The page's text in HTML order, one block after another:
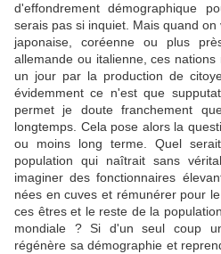
d'effondrement démographique
serais pas si inquiet. Mais quand on
japonaise, coréenne ou plus
allemande ou italienne, ces
un jour par la production de
évidemment ce n'est que
permet je doute franchement
longtemps. Cela pose alors la
ou moins long terme. Quel
population qui naîtrait sans
imaginer des fonctionnaires
nées en cuves et rémunérer pour
ces êtres et le reste de la
mondiale ? Si d'un seul coup
régénère sa démographie et